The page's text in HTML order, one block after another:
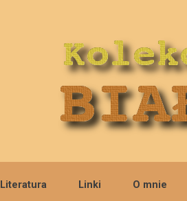
Literatura Linki O mnie